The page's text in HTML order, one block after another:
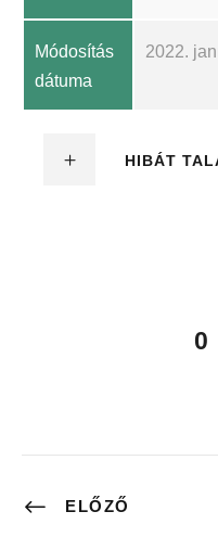
Módosítás
dátuma
2022.
HIBÁT
0
ELŐZŐ